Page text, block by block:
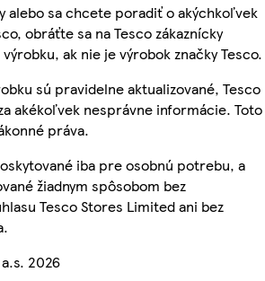
alebo sa chcete poradiť o akýchkoľvek
obráťte sa na Tesco zákaznícky
ak nie je výrobok značky Tesco.
sú pravidelne aktualizované, Tesco
akékoľvek nesprávne informácie. Toto
práva.
iba pre osobnú potrebu, a
žiadnym spôsobom bez
Tesco Stores Limited ani bez
a.s. 2026